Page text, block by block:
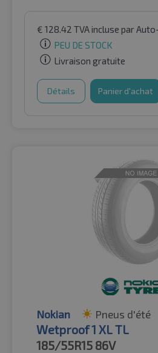
€ 128.42 TVA incluse par
PEU DE STOCK
Livraison gratuite
Détails Panier d'achat
Nokian Pneus d'été
Wetproof 1 XL TL
185/55R15 86V